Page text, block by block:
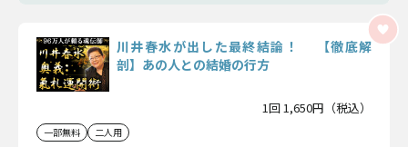
川井春水が出した最終結論！ 【徹底解
剖】あの人との結婚の行方
1回 1,650円（税込）
一部無料 二人用